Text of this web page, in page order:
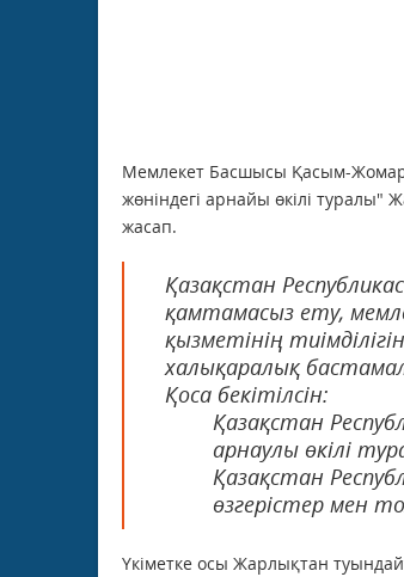
Мемлекет Басшысы Қасым-
жөніндегі арнайы өкілі
жасап.
Қазақстан
қамтамасыз ету,
қызметінің
халықаралық
Қоса бекітілсін:
Қазақстан
арнаулы өкілі
Қазақстан
өзгерістер мен
Үкіметке осы Жарлықтан